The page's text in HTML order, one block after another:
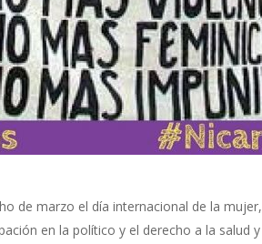
de marzo el día internacional de la
en la político y el derecho a la salud